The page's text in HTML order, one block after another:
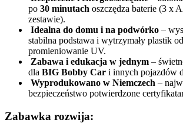
po 30 minutach oszczędza baterie (3 x
zestawie).
Idealna do domu i na podwórko –
stabilna podstawa i wytrzymały plastik
promieniowanie UV.
Zabawa i edukacja w jednym –
dla BIG Bobby Car i innych pojazdów
Wyprodukowano w Niemczech –
bezpieczeństwo potwierdzone
Zabawka rozwija: